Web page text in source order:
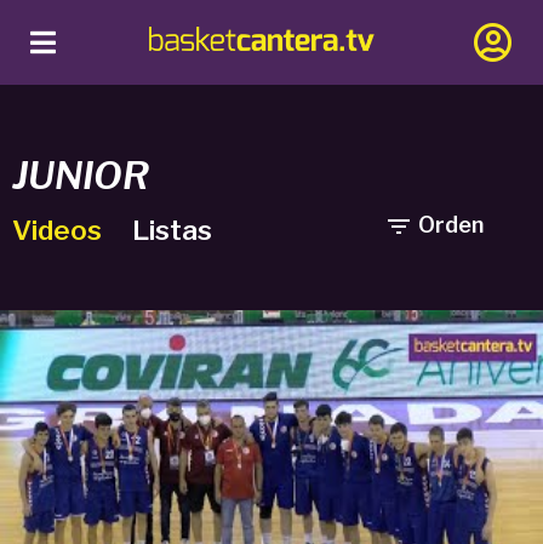
JUNIOR
 Orden
Videos Listas